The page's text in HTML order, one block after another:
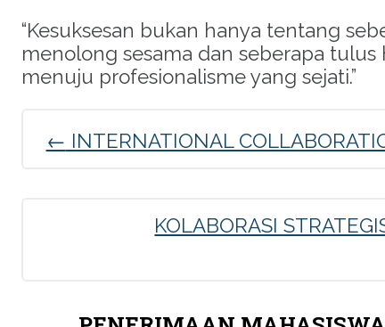
“Kesuksesan bukan hanya tentang
menolong sesama dan seberapa
menuju profesionalisme yang sejati.”
Post
navigation
← INTERNATIONAL
KOLABORASI